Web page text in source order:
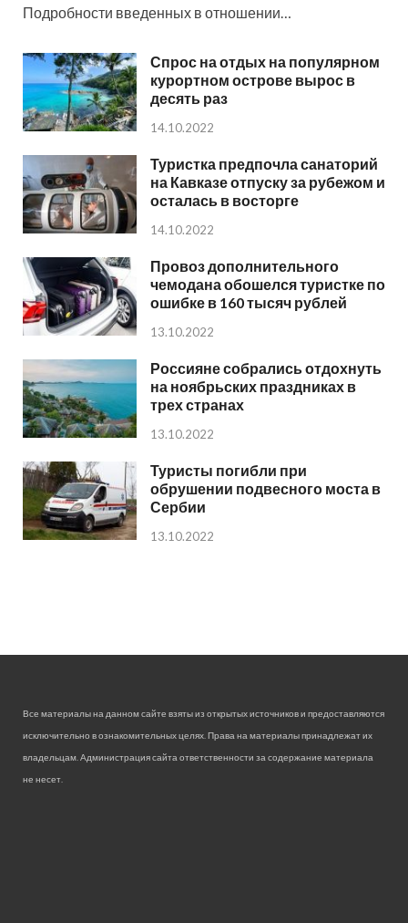
Подробности введенных в отношении…
Спрос на отдых на популярном
курортном острове вырос в
десять раз
14.10.2022
Туристка предпочла санаторий
на Кавказе отпуску за рубежом и
осталась в восторге
14.10.2022
Провоз дополнительного
чемодана обошелся туристке по
ошибке в 160 тысяч рублей
13.10.2022
Россияне собрались отдохнуть
на ноябрьских праздниках в
трех странах
13.10.2022
Туристы погибли при
обрушении подвесного моста в
Сербии
13.10.2022
Все материалы на данном сайте взяты из открытых источников и предоставляются
исключительно в ознакомительных целях. Права на материалы принадлежат их
владельцам. Администрация сайта ответственности за содержание материала
не несет.